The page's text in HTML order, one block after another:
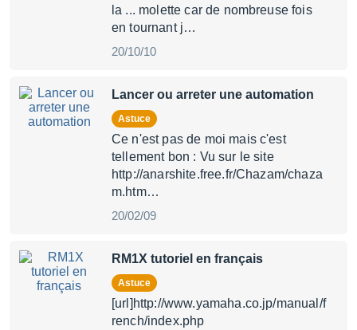
la ... molette car de nombreuse fois
en tournant j…
20/10/10
Lancer ou arreter une automation
Astuce
Ce n'est pas de moi mais c'est
tellement bon : Vu sur le site
http://anarshite.free.fr/Chazam/chaza
m.htm…
20/02/09
RM1X tutoriel en français
Astuce
[url]http://www.yamaha.co.jp/manual/f
rench/index.php